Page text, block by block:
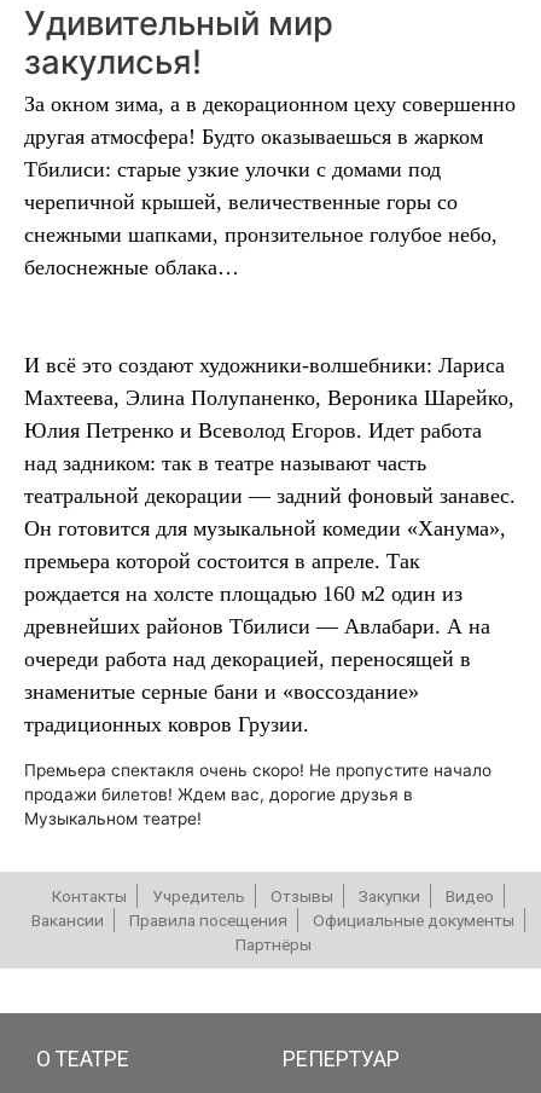
Удивительный мир
закулисья!
За окном зима, а в декорационном цеху совершенно
другая атмосфера! Будто оказываешься в жарком
Тбилиси: старые узкие улочки с домами под
черепичной крышей, величественные горы со
снежными шапками, пронзительное голубое небо,
белоснежные облака…
И всё это создают художники-волшебники: Лариса
Махтеева, Элина Полупаненко, Вероника Шарейко,
Юлия Петренко и Всеволод Егоров. Идет работа
над задником: так в театре называют часть
театральной декорации — задний фоновый занавес.
Он готовится для музыкальной комедии «Ханума»,
премьера которой состоится в апреле. Так
рождается на холсте площадью 160 м2 один из
древнейших районов Тбилиси — Авлабари. А на
очереди работа над декорацией, переносящей в
знаменитые серные бани и «воссоздание»
традиционных ковров Грузии.
Премьера спектакля очень скоро! Не пропустите начало
продажи билетов! Ждем вас, дорогие друзья в
Музыкальном театре!
Контакты Учредитель Отзывы Закупки
Видео
Вакансии
Правила посещения
Официальные документы
Партнёры
О ТЕАТРЕ РЕПЕРТУАР